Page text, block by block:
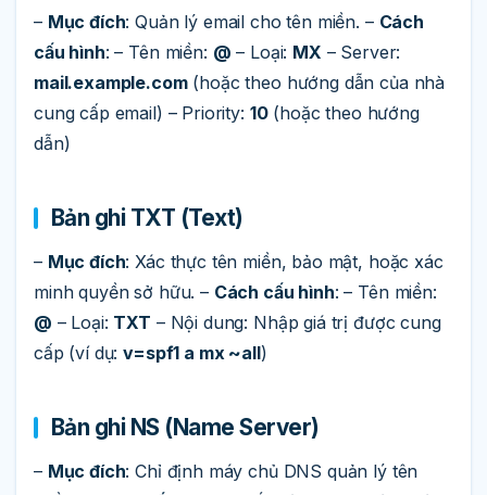
– Mục đích: Quản lý email cho tên miền. – Cách
cấu hình: – Tên miền: @ – Loại: MX – Server:
mail.example.com(hoặc theo hướng dẫn của nhà
cung cấp email) – Priority: 10(hoặc theo hướng
dẫn)
Bản ghi TXT (Text)
– Mục đích: Xác thực tên miền, bảo mật, hoặc xác
minh quyền sở hữu. – Cách cấu hình: – Tên miền:
@ – Loại: TXT – Nội dung: Nhập giá trị được cung
cấp (ví dụ:v=spf1 a mx ~all)
Bản ghi NS (Name Server)
– Mục đích: Chỉ định máy chủ DNS quản lý tên